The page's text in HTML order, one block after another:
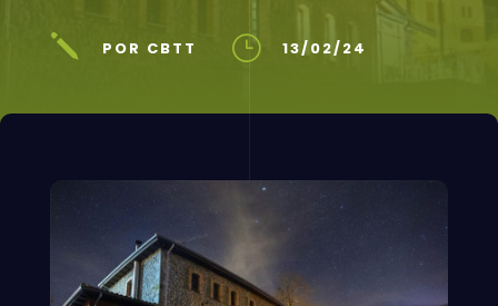
j POR CBTT } 13/02/24